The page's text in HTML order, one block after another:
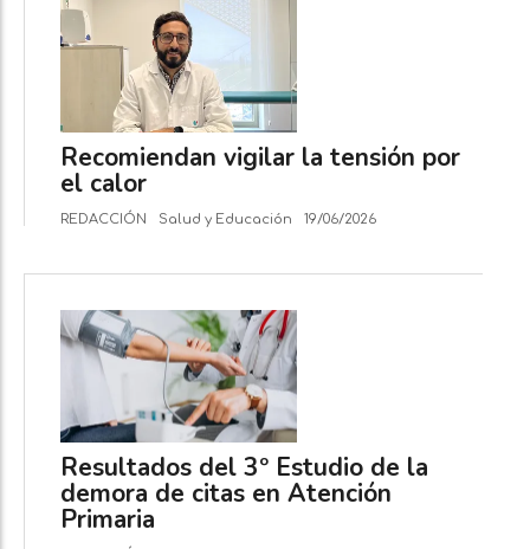
Recomiendan vigilar la tensión por
el calor
REDACCIÓN Salud y Educación 19/06/2026
Resultados del 3º Estudio de la
demora de citas en Atención
Primaria